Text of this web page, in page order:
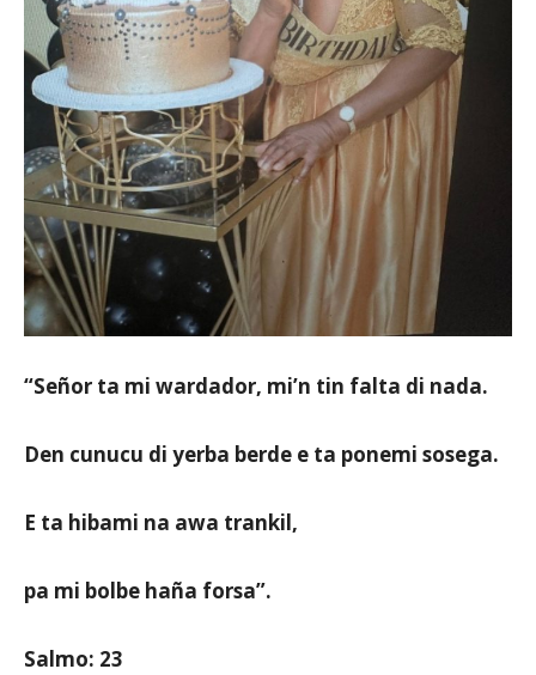
“Señor ta mi wardador, mi’n tin falta di nada.
Den cunucu di yerba berde e ta ponemi sosega.
E ta hibami na awa trankil,
pa mi bolbe haña forsa”.
Salmo: 23